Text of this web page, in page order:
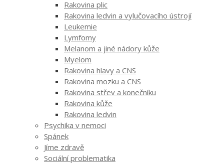
Rakovina plic
Rakovina ledvin a vylučovacího ústrojí
Leukemie
Lymfomy
Melanom a jiné nádory kůže
Myelom
Rakovina hlavy a CNS
Rakovina mozku a CNS
Rakovina střev a konečníku
Rakovina kůže
Rakovina ledvin
Psychika v nemoci
Spánek
Jíme zdravě
Sociální problematika